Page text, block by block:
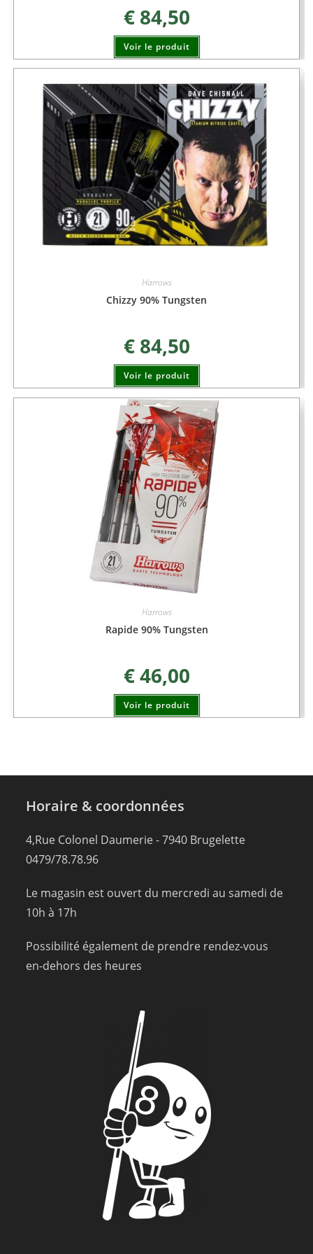
€84,50
Voir le produit
Harrows
Chizzy 90% Tungsten
€84,50
Voir le produit
Harrows
Rapide 90% Tungsten
€46,00
Voir le produit
Horaire & coordonnées
4,Rue Colonel Daumerie - 7940 Brugelette
0479/78.78.96
Le magasin est ouvert du mercredi au samedi de
10h à 17h
Possibilité également de prendre rendez-vous
en-dehors des heures